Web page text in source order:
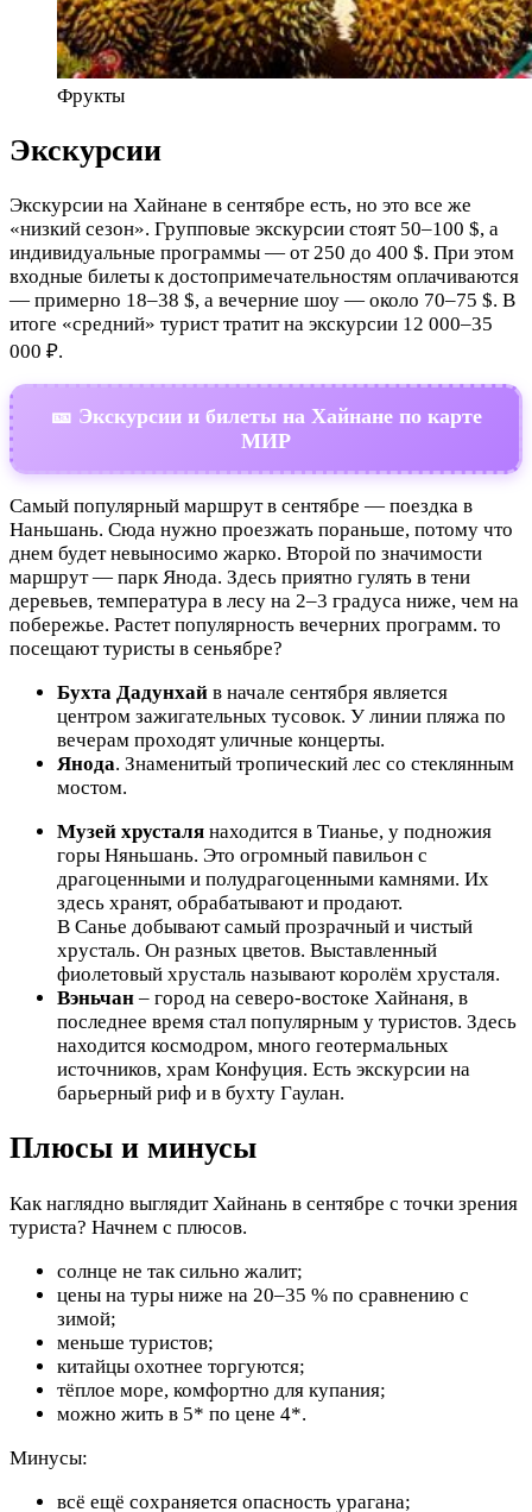
Фрукты
Экскурсии
Экскурсии на Хайнане в сентябре есть, но это все же
«низкий сезон». Групповые экскурсии стоят 50–100 $, а
индивидуальные программы — от 250 до 400 $. При этом
входные билеты к достопримечательностям оплачиваются
— примерно 18–38 $, а вечерние шоу — около 70–75 $. В
итоге «средний» турист тратит на экскурсии 12 000–35
000 ₽.
🎫 Экскурсии и билеты на Хайнане по карте
МИР
Самый популярный маршрут в сентябре — поездка в
Наньшань. Сюда нужно проезжать пораньше, потому что
днем будет невыносимо жарко. Второй по значимости
маршрут — парк Янода. Здесь приятно гулять в тени
деревьев, температура в лесу на 2–3 градуса ниже, чем на
побережье. Растет популярность вечерних программ. то
посещают туристы в сеньябре?
Бухта Дадунхай в начале сентября является
центром зажигательных тусовок. У линии пляжа по
вечерам проходят уличные концерты.
Янода. Знаменитый тропический лес со стеклянным
мостом.
Музей хрусталя находится в Тианье, у подножия
горы Няньшань. Это огромный павильон с
драгоценными и полудрагоценными камнями. Их
здесь хранят, обрабатывают и продают.
В Санье добывают самый прозрачный и чистый
хрусталь. Он разных цветов. Выставленный
фиолетовый хрусталь называют королём хрусталя.
Вэньчан – город на северо-востоке Хайнаня, в
последнее время стал популярным у туристов. Здесь
находится космодром, много геотермальных
источников, храм Конфуция. Есть экскурсии на
барьерный риф и в бухту Гаулан.
Плюсы и минусы
Как наглядно выглядит Хайнань в сентябре с точки зрения
туриста? Начнем с плюсов.
солнце не так сильно жалит;
цены на туры ниже на 20–35 % по сравнению с
зимой;
меньше туристов;
китайцы охотнее торгуются;
тёплое море, комфортно для купания;
можно жить в 5* по цене 4*.
Минусы:
всё ещё сохраняется опасность урагана;